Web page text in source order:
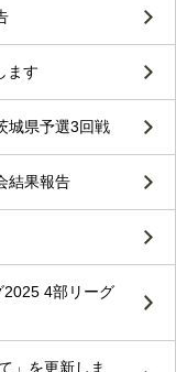
ます
城県予選3回戦
結果報告
2025 4部リーグ
」を更新しま